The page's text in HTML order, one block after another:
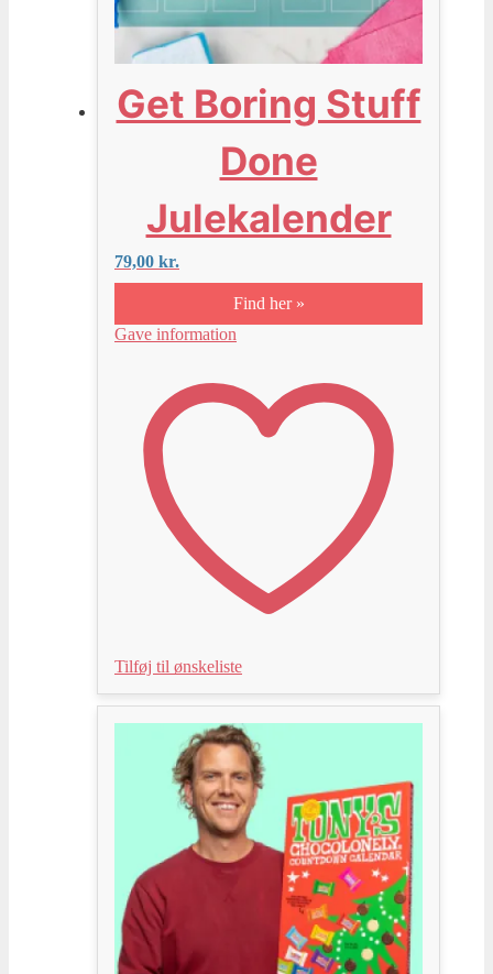
Get Boring Stuff
Done
Julekalender
79,00 kr.
Find her »
Gave information
Tilføj til ønskeliste